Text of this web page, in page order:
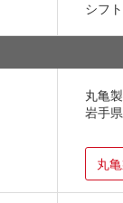
シフ
丸亀
岩手
丸